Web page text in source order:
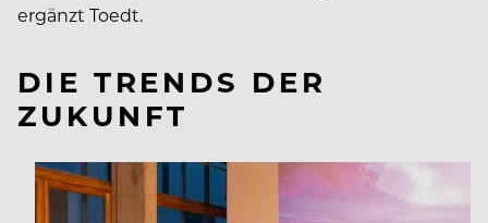
ergänzt Toedt.
DIE TRENDS DER
ZUKUNFT